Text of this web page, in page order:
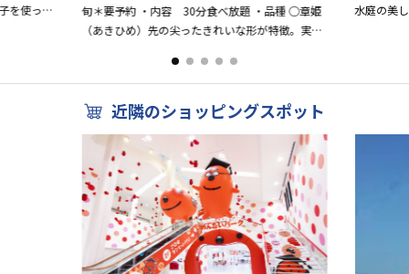
を使った
旬＊要予約 ・内容 30分食べ放題 ・品種 ○章姫
（あきひめ）先の尖ったきれいな形が特徴。実が
水庭の美
近隣のショッピングスポット